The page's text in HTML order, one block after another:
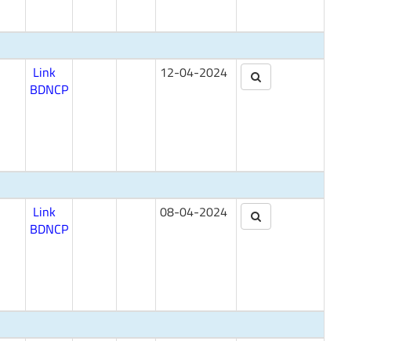
Link
BDNCP
12-04-2024
Link
BDNCP
08-04-2024